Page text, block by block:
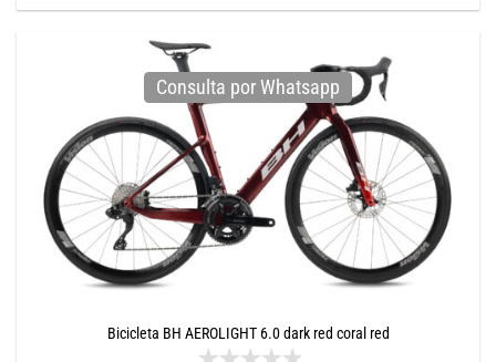
Consulta por Whatsapp
Bicicleta BH AEROLIGHT 6.0 dark red coral red